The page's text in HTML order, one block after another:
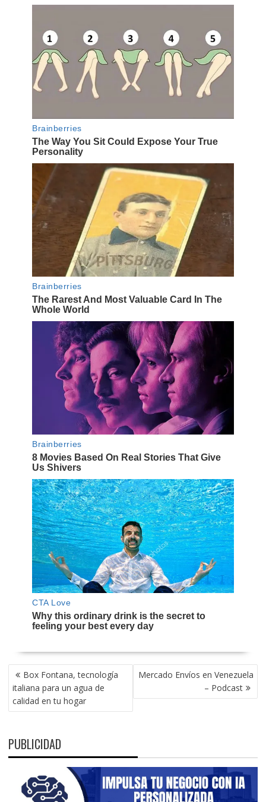
NAVEGACIÓN
DE
ENTRADAS
Box Fontana, tecnología
italiana para un agua de
calidad en tu hogar
Mercado Envíos en Venezuela
– Podcast
PUBLICIDAD